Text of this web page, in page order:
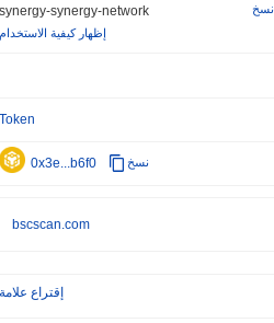
synergy-synergy-network
نسخ
إظهار كيفية الاستخدام
Token
0x3e...b6f0 نسخ
bscscan.com
إقتراع علامة